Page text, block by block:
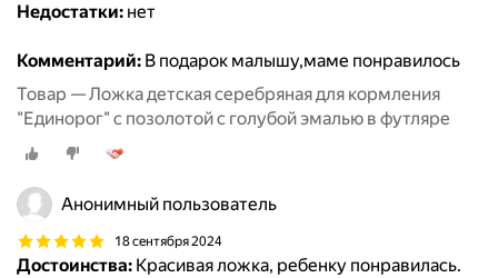
Недостатки: нет
Комментарий: В подарок малышу,маме понравилось
Товар — Ложка детская серебряная для кормления
"Единорог" с позолотой с голубой эмалью в футляре
Анонимный пользователь
18 сентября 2024
Достоинства: Красивая ложка, ребенку понравилась.